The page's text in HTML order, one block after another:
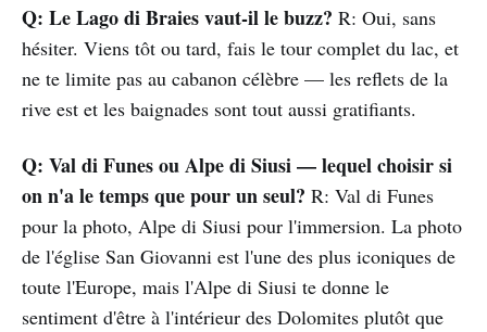
Q: Le Lago di Braies vaut-il le buzz? R: Oui, sans
hésiter. Viens tôt ou tard, fais le tour complet du lac, et
ne te limite pas au cabanon célèbre — les reflets de la
rive est et les baignades sont tout aussi gratifiants.
Q: Val di Funes ou Alpe di Siusi — lequel choisir si
on n'a le temps que pour un seul? R: Val di Funes
pour la photo, Alpe di Siusi pour l'immersion. La photo
de l'église San Giovanni est l'une des plus iconiques de
toute l'Europe, mais l'Alpe di Siusi te donne le
sentiment d'être à l'intérieur des Dolomites plutôt que